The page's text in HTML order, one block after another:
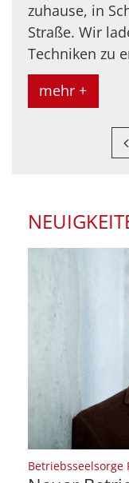
zuhause, in
Straße. Wir
Techniken zu
mehr +
Betriebsseelsorge